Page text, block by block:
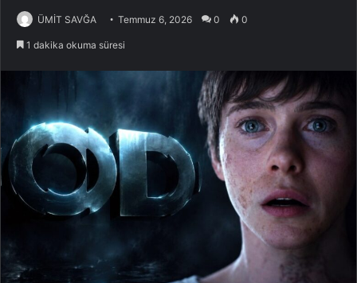
ÜMİT SAVĞA Temmuz 6, 2026 0 0
1 dakika okuma süresi